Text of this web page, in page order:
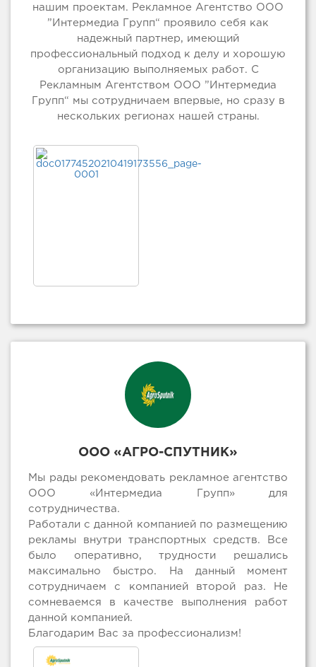
нашим проектам. Рекламное Агентство ООО
”Интермедиа Групп“ проявило себя как
надежный партнер, имеющий
профессиональный подход к делу и хорошую
организацию выполняемых работ. С
Рекламным Агентством ООО ”Интермедиа
Групп“ мы сотрудничаем впервые, но сразу в
нескольких регионах нашей страны.
ООО «АГРО-СПУТНИК»
Мы рады рекомендовать рекламное агентство
ООО «Интермедиа Групп» для
сотрудничества.
Работали с данной компанией по размещению
рекламы внутри транспортных средств. Все
было оперативно, трудности решались
максимально быстро. На данный момент
сотрудничаем с компанией второй раз. Не
сомневаемся в качестве выполнения работ
данной компанией.
Благодарим Вас за профессионализм!